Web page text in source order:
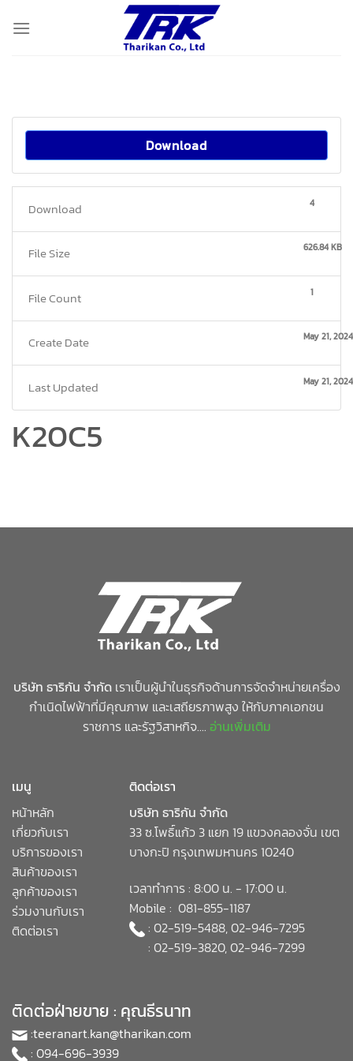
Download
Download 4
File Size 626.84 KB
File Count 1
Create Date May 21, 2024
Last Updated May 21, 2024
K20C5
บริษัท ธาริกัน จำกัดเราเป็นผู้นำในธุรกิจด้านการจัดจำหน่ายเครื่อง
กำเนิดไฟฟ้าที่มีคุณภาพ และเสถียรภาพสูง ให้กับภาคเอกชน
ราชการ และรัฐวิสาหกิจ.... อ่านเพิ่มเติม
เมนู
หน้าหลัก
เกี่ยวกับเรา
บริการของเรา
สินค้าของเรา
ลูกค้าของเรา
ร่วมงานกับเรา
ติดต่อเรา
ติดต่อเรา
บริษัท ธาริกัน จำกัด
33 ซ.โพธิ์แก้ว 3 แยก 19 แขวงคลองจั่น เขต
บางกะปิ กรุงเทพมหานคร 10240
เวลาทำการ : 8:00 น. - 17:00 น.
Mobile : 081-855-1187
: 02-519-5488, 02-946-7295
: 02-519-3820, 02-946-7299
ติดต่อฝ่ายขาย : คุณธีรนาท
:teeranart.kan@tharikan.com
: 094-696-3939